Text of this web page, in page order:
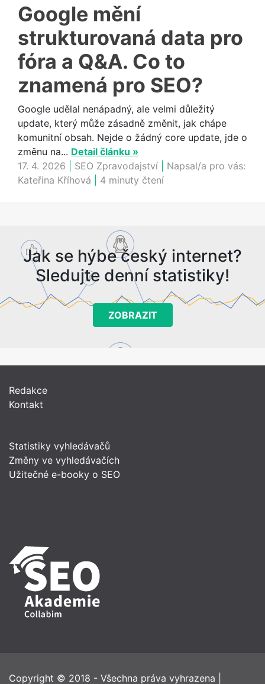
Google mění
strukturovaná data pro
fóra a Q&A. Co to
znamená pro SEO?
Google udělal nenápadný, ale velmi důležitý
update, který může zásadně změnit, jak chápe
komunitní obsah. Nejde o žádný core update, jde o
změnu na... Detail článku »
17. 4. 2026
SEO Zpravodajství
Napsal/a pro vás:
Kateřina Kříhová
4 minuty čtení
Jak se hýbe český internet?
Sledujte denní statistiky!
ZOBRAZIT
Redakce
Kontakt
Statistiky vyhledávačů
Změny ve vyhledávačích
Užitečné e-booky o SEO
Copyright © 2018 - Všechna práva vyhrazena